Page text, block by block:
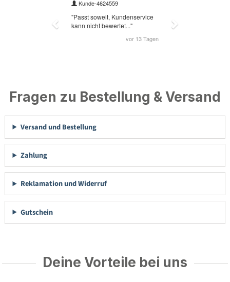
Fragen zu Bestellung & Versand
Versand und Bestellung
Zahlung
Reklamation und Widerruf
Gutschein
Deine Vorteile bei uns